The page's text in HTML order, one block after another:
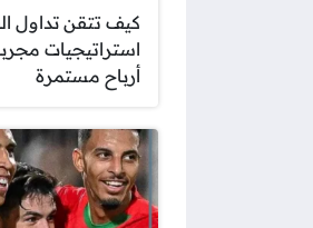
كيف تتقن تداول
استراتيجيات
أرباح مستمرة